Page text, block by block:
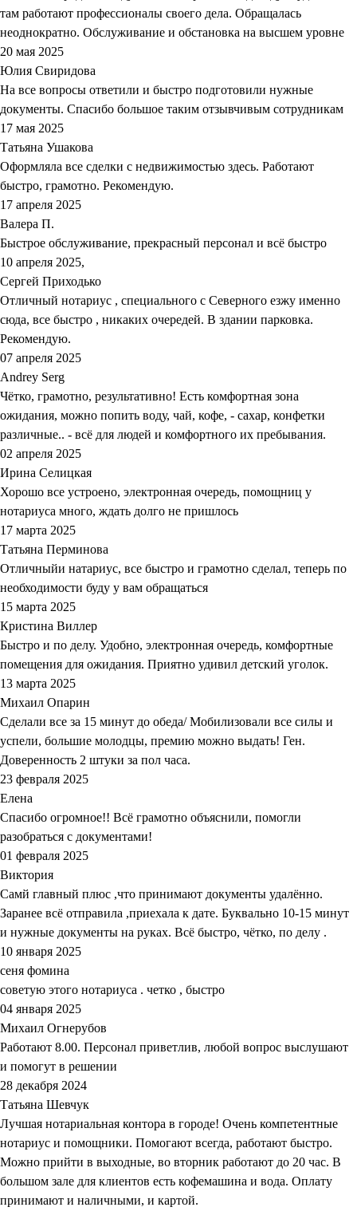
там работают профессионалы своего дела. Обращалась
неоднократно. Обслуживание и обстановка на высшем уровне
20 мая 2025
Юлия Свиридова
На все вопросы ответили и быстро подготовили нужные
документы. Спасибо большое таким отзывчивым сотрудникам
17 мая 2025
Татьяна Ушакова
Оформляла все сделки с недвижимостью здесь. Работают
быстро, грамотно. Рекомендую.
17 апреля 2025
Валера П.
Быстрое обслуживание, прекрасный персонал и всё быстро
10 апреля 2025,
Сергей Приходько
Отличный нотариус , специального с Северного езжу именно
сюда, все быстро , никаких очередей. В здании парковка.
Рекомендую.
07 апреля 2025
Andrey Serg
Чётко, грамотно, результативно! Есть комфортная зона
ожидания, можно попить воду, чай, кофе, - сахар, конфетки
различные.. - всё для людей и комфортного их пребывания.
02 апреля 2025
Ирина Селицкая
Хорошо все устроено, электронная очередь, помощниц у
нотариуса много, ждать долго не пришлось
17 марта 2025
Татьяна Перминова
Отличныйи натариус, все быстро и грамотно сделал, теперь по
необходимости буду у вам обращаться
15 марта 2025
Кристина Виллер
Быстро и по делу. Удобно, электронная очередь, комфортные
помещения для ожидания. Приятно удивил детский уголок.
13 марта 2025
Михаил Опарин
Сделали все за 15 минут до обеда/ Мобилизовали все силы и
успели, большие молодцы, премию можно выдать! Ген.
Доверенность 2 штуки за пол часа.
23 февраля 2025
Елена
Спасибо огромное!! Всё грамотно объяснили, помогли
разобраться с документами!
01 февраля 2025
Виктория
Самй главный плюс ,что принимают документы удалённо.
Заранее всё отправила ,приехала к дате. Буквально 10-15 минут
и нужные документы на руках. Всё быстро, чётко, по делу .
10 января 2025
сеня фомина
советую этого нотариуса . четко , быстро
04 января 2025
Михаил Огнерубов
Работают 8.00. Персонал приветлив, любой вопрос выслушают
и помогут в решении
28 декабря 2024
Татьяна Шевчук
Лучшая нотариальная контора в городе! Очень компетентные
нотариус и помощники. Помогают всегда, работают быстро.
Можно прийти в выходные, во вторник работают до 20 час. В
большом зале для клиентов есть кофемашина и вода. Оплату
принимают и наличными, и картой.